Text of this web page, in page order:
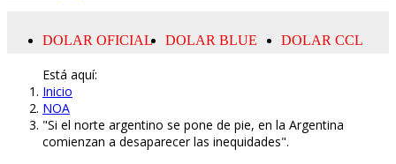
Está aquí:
Inicio
NOA
"Si el norte argentino se pone de pie, en la Argentina
comienzan a desaparecer las inequidades".